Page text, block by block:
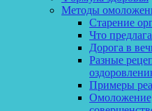
Методы
Старение
Что
Дорога в
Разные
Примеры